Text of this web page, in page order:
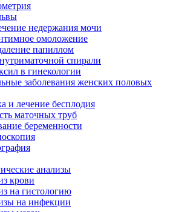
недержания мочи
омоложение
папиллом
спирали
в гинекологии
заболевания женских половых
и лечение бесплодия
маточных труб
беременности
анализы
крови
на гистологию
на инфекции